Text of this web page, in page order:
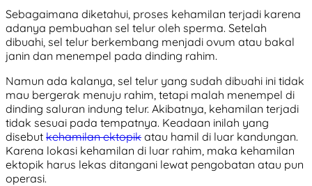
Sebagaimana diketahui, proses kehamilan terjadi karena
adanya pembuahan sel telur oleh sperma. Setelah
dibuahi, sel telur berkembang menjadi ovum atau bakal
janin dan menempel pada dinding rahim.
Namun ada kalanya, sel telur yang sudah dibuahi ini tidak
mau bergerak menuju rahim, tetapi malah menempel di
dinding saluran indung telur. Akibatnya, kehamilan terjadi
tidak sesuai pada tempatnya. Keadaan inilah yang
disebut kehamilan ektopik atau hamil di luar kandungan.
Karena lokasi kehamilan di luar rahim, maka kehamilan
ektopik harus lekas ditangani lewat pengobatan atau pun
operasi.